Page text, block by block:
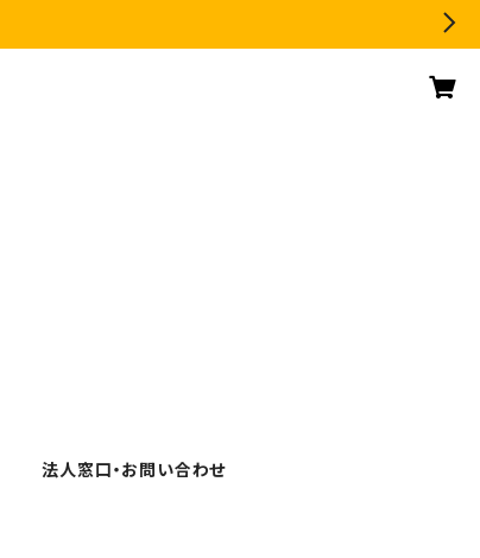
法人窓口・お問い合わせ